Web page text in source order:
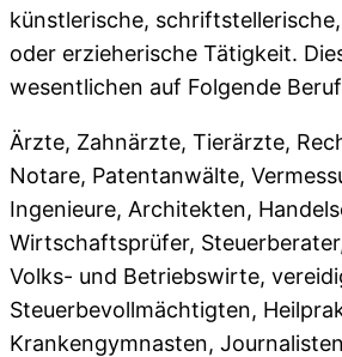
künstlerische,
oder erzieherische Tätigkeit.
wesentlichen auf Folgende
Ärzte, Zahnärzte, Tierärzte,
Notare, Patentanwälte,
Ingenieure, Architekten,
Wirtschaftsprüfer,
Volks- und Betriebswirte,
Steuerbevollmächtigten,
Krankengymnasten,